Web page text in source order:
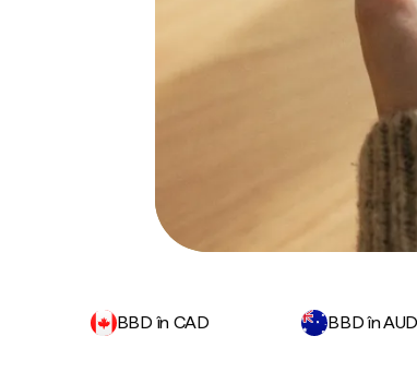
BBD în CAD BBD în